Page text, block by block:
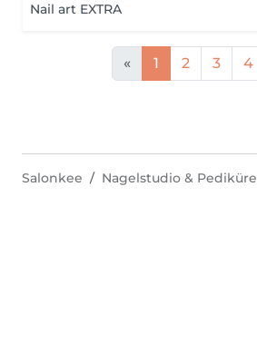
Nail art EXTRA
« 1 2 3 4
Salonkee Nagelstudio & Pediküre